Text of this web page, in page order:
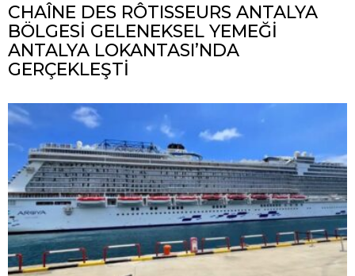
CHAÎNE DES RÔTISSEURS ANTALYA
BÖLGESİ GELENEKSEL YEMEĞİ
ANTALYA LOKANTASI’NDA
GERÇEKLEŞTİ